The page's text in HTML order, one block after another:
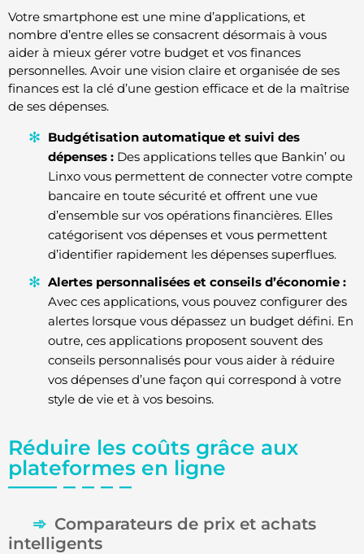
Votre smartphone est une mine d’applications, et
nombre d’entre elles se consacrent désormais à vous
aider à mieux gérer votre budget et vos finances
personnelles. Avoir une vision claire et organisée de ses
finances est la clé d’une gestion efficace et de la maîtrise
de ses dépenses.
Budgétisation automatique et suivi des
dépenses : Des applications telles que Bankin’ ou
Linxo vous permettent de connecter votre compte
bancaire en toute sécurité et offrent une vue
d’ensemble sur vos opérations financières. Elles
catégorisent vos dépenses et vous permettent
d’identifier rapidement les dépenses superflues.
Alertes personnalisées et conseils d’économie :
Avec ces applications, vous pouvez configurer des
alertes lorsque vous dépassez un budget défini. En
outre, ces applications proposent souvent des
conseils personnalisés pour vous aider à réduire
vos dépenses d’une façon qui correspond à votre
style de vie et à vos besoins.
Réduire les coûts grâce aux
plateformes en ligne
Comparateurs de prix et achats
intelligents